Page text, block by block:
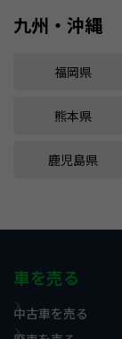
九州・沖縄
福岡県
熊本県
鹿児島県
車を売る
中古車を売る